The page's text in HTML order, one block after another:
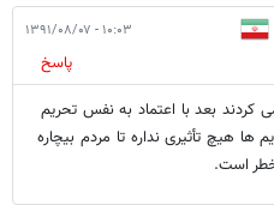
۱۰:۰۳ - ۱۳۹۱/۰۸/۰۷
پاسخ
کردند بعد با اعتماد به نفس تحریم
هیچ تأثیری نداره تا مردم بیچاره
است.